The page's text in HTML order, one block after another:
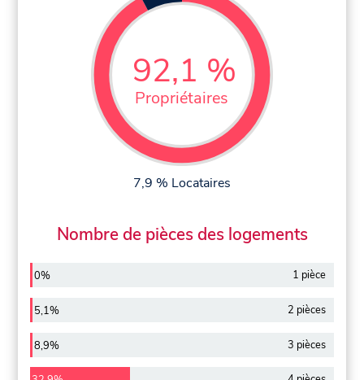
92,1 %
Propriétaires
7,9 % Locataires
Nombre de pièces des logements
0% 1 pièce
5,1% 2 pièces
8,9% 3 pièces